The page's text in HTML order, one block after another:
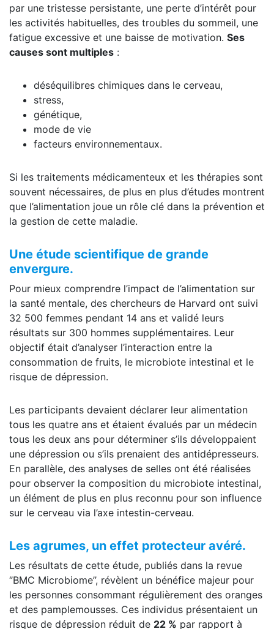
par une tristesse persistante, une perte d’intérêt pour
les activités habituelles, des troubles du sommeil, une
fatigue excessive et une baisse de motivation. Ses
causes sont multiples :
déséquilibres chimiques dans le cerveau,
stress,
génétique,
mode de vie
facteurs environnementaux.
Si les traitements médicamenteux et les thérapies sont
souvent nécessaires, de plus en plus d’études montrent
que l’alimentation joue un rôle clé dans la prévention et
la gestion de cette maladie.
Une étude scientifique de grande
envergure.
Pour mieux comprendre l’impact de l’alimentation sur
la santé mentale, des chercheurs de Harvard ont suivi
32 500 femmes pendant 14 ans et validé leurs
résultats sur 300 hommes supplémentaires. Leur
objectif était d’analyser l’interaction entre la
consommation de fruits, le microbiote intestinal et le
risque de dépression.
Les participants devaient déclarer leur alimentation
tous les quatre ans et étaient évalués par un médecin
tous les deux ans pour déterminer s’ils développaient
une dépression ou s’ils prenaient des antidépresseurs.
En parallèle, des analyses de selles ont été réalisées
pour observer la composition du microbiote intestinal,
un élément de plus en plus reconnu pour son influence
sur le cerveau via l’axe intestin-cerveau.
Les agrumes, un effet protecteur avéré.
Les résultats de cette étude, publiés dans la revue
‘’BMC Microbiome’’, révèlent un bénéfice majeur pour
les personnes consommant régulièrement des oranges
et des pamplemousses. Ces individus présentaient un
risque de dépression réduit de 22 % par rapport à